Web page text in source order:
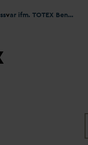
var ifm. TOTEX Benchmarking